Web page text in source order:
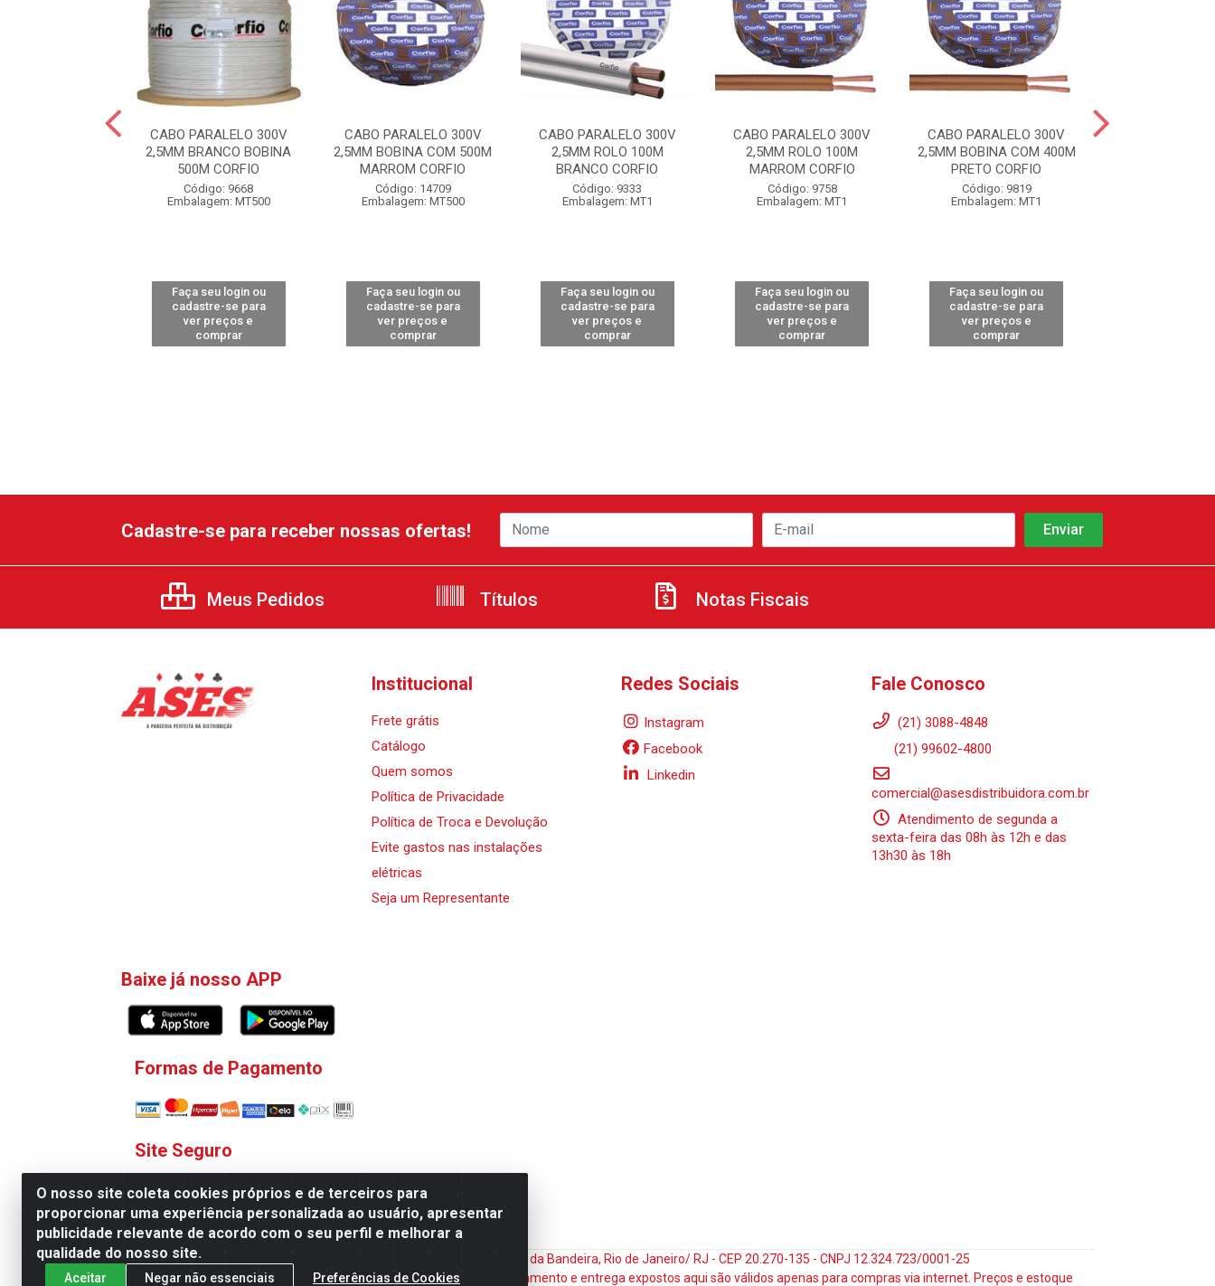
CABO PARALELO 300V
2,5MM BRANCO BOBINA
500M CORFIO
Código: 9668
Embalagem: MT500
Faça seu login ou
cadastre-se para
ver preços e
comprar
CABO PARALELO 300V
2,5MM BOBINA COM 500M
MARROM CORFIO
Código: 14709
Embalagem: MT500
Faça seu login ou
cadastre-se para
ver preços e
comprar
CABO PARALELO 300V
2,5MM ROLO 100M
BRANCO CORFIO
Código: 9333
Embalagem: MT1
Faça seu login ou
cadastre-se para
ver preços e
comprar
CABO PARALELO 300V
2,5MM ROLO 100M
MARROM CORFIO
Código: 9758
Embalagem: MT1
Faça seu login ou
cadastre-se para
ver preços e
comprar
CABO PARALELO 300V
2,5MM BOBINA COM 400M
PRETO CORFIO
Código: 9819
Embalagem: MT1
Faça seu login ou
cadastre-se para
ver preços e
comprar
O nosso site coleta cookies próprios e de terceiros para
proporcionar uma experiência personalizada ao usuário, apresentar
publicidade relevante de acordo com o seu perfil e melhorar a
qualidade do nosso site.
Aceitar Negar não essenciais Preferências de Cookies
Cadastre-se para receber nossas ofertas!
Meus Pedidos Títulos Notas Fiscais
Institucional
Frete grátis
Catálogo
Quem somos
Política de Privacidade
Política de Troca e Devolução
Evite gastos nas instalações
elétricas
Seja um Representante
Redes Sociais
Instagram
Facebook
Linkedin
Fale Conosco
(21) 3088-4848
(21) 99602-4800
comercial@asesdistribuidora.com.br
Atendimento de segunda a
sexta-feira das 08h às 12h e das
13h30 às 18h
Baixe já nosso APP
Formas de Pagamento
Site Seguro
V. C. Ferragens LTDA - Rua do Matoso, 132 - Praça da Bandeira, Rio de Janeiro/ RJ - CEP 20.270-135 - CNPJ 12.324.723/0001-25
Todas as regras de promoções, descontos, preços e prazos de pagamento e entrega expostos aqui são válidos apenas para compras via internet. Preços e estoque